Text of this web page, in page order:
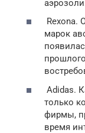
Rexona.
марок
Adidas.
только
фирмы,
время